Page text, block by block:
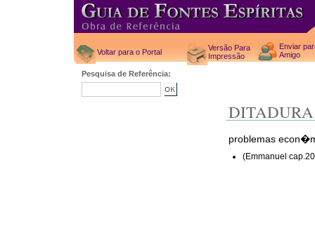
Voltar para o Portal
Versão Para
Impressão
Enviar
Amigo
Pesquisa de Referência:
DITADURA
problemas
(Emmanuel